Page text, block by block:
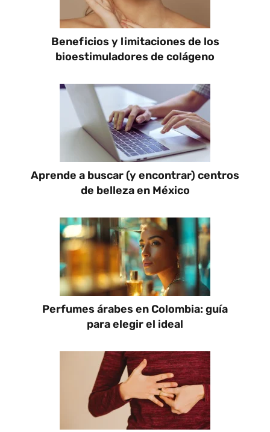
Beneficios y limitaciones de los
bioestimuladores de colágeno
Aprende a buscar (y encontrar) centros
de belleza en México
Perfumes árabes en Colombia: guía
para elegir el ideal